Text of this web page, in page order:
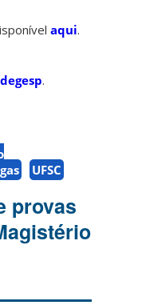
aqui.
.
UFSC
provas